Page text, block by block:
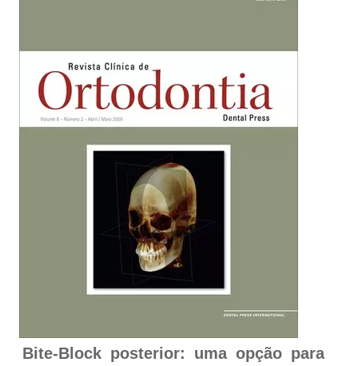
Bite-Block posterior: uma opção para